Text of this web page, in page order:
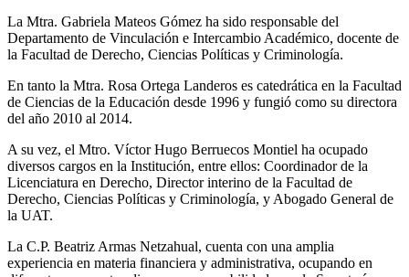
La Mtra. Gabriela Mateos Gómez ha sido responsable del
Departamento de Vinculación e Intercambio Académico, docente de
la Facultad de Derecho, Ciencias Políticas y Criminología.
En tanto la Mtra. Rosa Ortega Landeros es catedrática en la Facultad
de Ciencias de la Educación desde 1996 y fungió como su directora
del año 2010 al 2014.
A su vez, el Mtro. Víctor Hugo Berruecos Montiel ha ocupado
diversos cargos en la Institución, entre ellos: Coordinador de la
Licenciatura en Derecho, Director interino de la Facultad de
Derecho, Ciencias Políticas y Criminología, y Abogado General de
la UAT.
La C.P. Beatriz Armas Netzahual, cuenta con una amplia
experiencia en materia financiera y administrativa, ocupando en